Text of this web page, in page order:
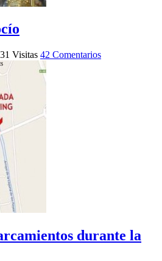
Visitas 42 Comentarios
durante la